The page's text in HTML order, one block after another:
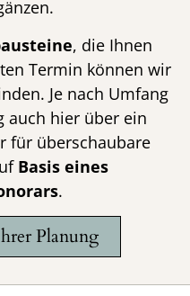
, die Ihnen
Termin können wir
Je nach Umfang
auch hier über ein
für überschaubare
Basis eines
.
Planung